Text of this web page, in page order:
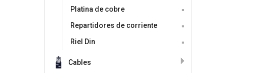
Platina de cobre
Repartidores de corriente
Riel Din
Cables